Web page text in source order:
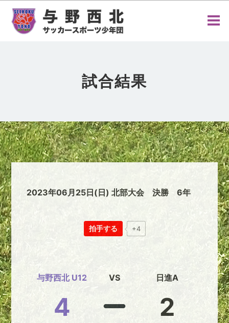
試合結果
2023年06月25日(日) 北部大会 決勝 6年
拍手する +4
与野西北 U12
4
VS 日進A
2